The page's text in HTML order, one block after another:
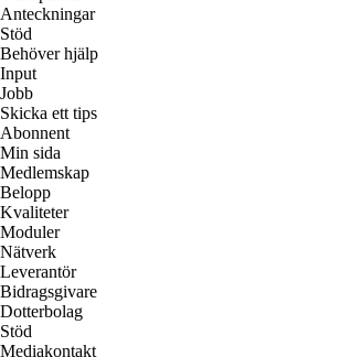
Anteckningar
Stöd
Behöver hjälp
Input
Jobb
Skicka ett tips
Abonnent
Min sida
Medlemskap
Belopp
Kvaliteter
Moduler
Nätverk
Leverantör
Bidragsgivare
Dotterbolag
Stöd
Mediakontakt